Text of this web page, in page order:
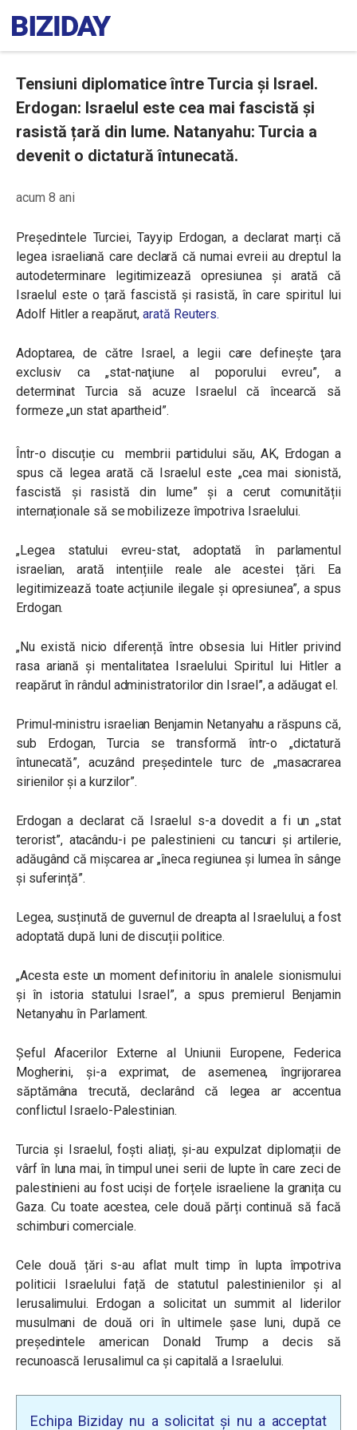
Tensiuni diplomatice între Turcia și Israel.
Erdogan: Israelul este cea mai fascistă și
rasistă țară din lume. Natanyahu: Turcia a
devenit o dictatură întunecată.
acum 8 ani
Președintele Turciei, Tayyip Erdogan, a declarat marți că
legea israeliană care declară că numai evreii au dreptul la
autodeterminare legitimizează opresiunea și arată că
Israelul este o țară fascistă și rasistă, în care spiritul lui
Adolf Hitler a reapărut, arată Reuters.
Adoptarea, de către Israel, a legii care defineșteţara
exclusiv ca „stat-naţiune al poporului evreu”,a
determinat Turcia să acuze Israelul că încearcă să
formeze „un stat apartheid”.
Într-o discuție cu membrii partidului său, AK, Erdogan a
spus că legea arată că Israelul este „cea mai sionistă,
fascistă și rasistă din lume”și a cerut comunității
internaționale să se mobilizeze împotriva Israelului.
„Legea statului evreu-stat, adoptată în parlamentul
israelian, arată intențiile reale ale acestei țări. Ea
legitimizează toate acțiunile ilegale și opresiunea”, a spus
Erdogan.
„Nu există nicio diferență între obsesia lui Hitler privind
rasa ariană și mentalitatea Israelului. Spiritul lui Hitler a
reapărut în rândul administratorilor din Israel”, a adăugat el.
Primul-ministru israelian Benjamin Netanyahu a răspuns că,
sub Erdogan, Turcia se transformă într-o „dictatură
întunecată”, acuzând președintele turc de „masacrarea
sirienilor și a kurzilor”.
Erdogan a declarat că Israelul s-a dovedit a fi un„stat
terorist”, atacându-i pe palestinieni cu tancuri și artilerie,
adăugând că mișcarea ar„îneca regiunea și lumea în sânge
și suferință”.
Legea, susținută de guvernul de dreapta al Israelului, a fost
adoptată după luni de discuții politice.
„Acesta este un moment definitoriu în analele sionismului
și în istoria statului Israel”, a spus premierul Benjamin
Netanyahu în Parlament.
Șeful Afacerilor Externe al Uniunii Europene, Federica
Mogherini, și-a exprimat, de asemenea, îngrijorarea
săptămâna trecută, declarând că legea ar accentua
conflictul Israelo-Palestinian.
Turcia și Israelul, foști aliați, și-au expulzat diplomații de
vârf în luna mai, în timpul unei serii de lupte în care zeci de
palestinieni au fost uciși de forțele israeliene la granița cu
Gaza. Cu toate acestea, cele două părți continuă să facă
schimburi comerciale.
Cele două țări s-au aflat mult timp în lupta împotriva
politicii Israelului față de statutul palestinienilor și al
Ierusalimului. Erdogan a solicitat un summit al liderilor
musulmani de două ori în ultimele șase luni, după ce
președintele american Donald Trump a decis să
recunoască Ierusalimul ca și capitală a Israelului.
Echipa Biziday nu a solicitat și nu a acceptat